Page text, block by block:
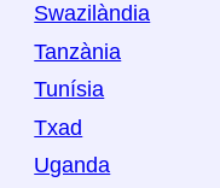
Swazilàndia
Tanzània
Tunísia
Txad
Uganda